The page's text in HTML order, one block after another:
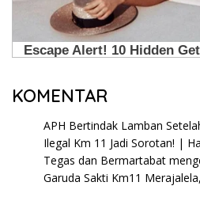
KOMENTAR
APH Bertindak Lamban
Ilegal Km 11 Jadi Sorotan! |
Tegas dan Bermartabat
Garuda Sakti Km11